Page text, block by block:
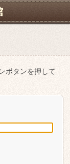
ボタンを押して